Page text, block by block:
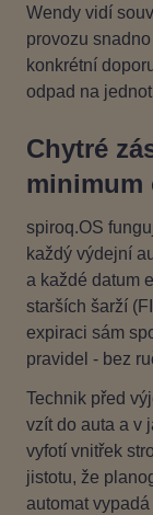
Wendy vidí
provozu
konkrétní
odpad na
Chytré
minimum
spiroq.OS
každý výdejní
a každé datum
starších šarží
expiraci sám
pravidel - bez
Technik před
vzít do auta a v
vyfotí vnitřek
jistotu, že
automat